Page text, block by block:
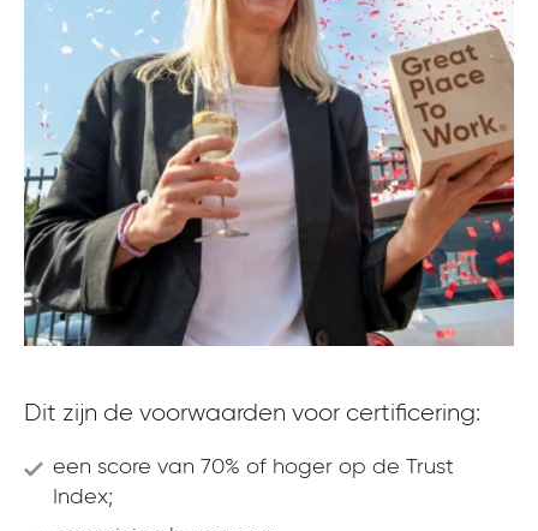
Dit zijn de voorwaarden voor certificering:
een score van 70% of hoger op de Trust
Index;